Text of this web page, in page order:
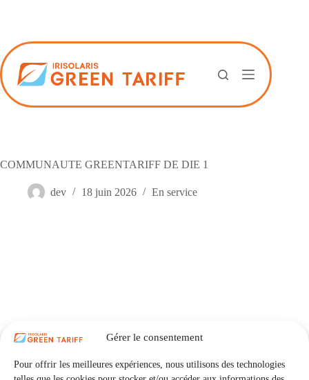
Gérer le consentement
Pour offrir les meilleures expériences, nous utilisons des technologies
COMMUNAUTE GREENTARIFF DE DIE 1
dev 18 juin 2026 En service